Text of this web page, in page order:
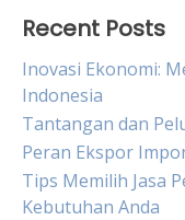
Recent Posts
Inovasi Ekonomi:
Indonesia
Tantangan dan
Peran Ekspor
Tips Memilih Jasa
Kebutuhan Anda